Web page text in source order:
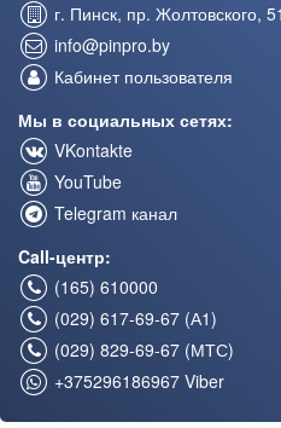
г. Пинск, пр. Жолтовского,
info@pinpro.by
Кабинет пользователя
Мы в социальных сетях:
VKontakte
YouTube
Telegram канал
Call-центр:
(165) 610000
(029) 617-69-67 (А1)
(029) 829-69-67 (МТС)
+375296186967 Viber